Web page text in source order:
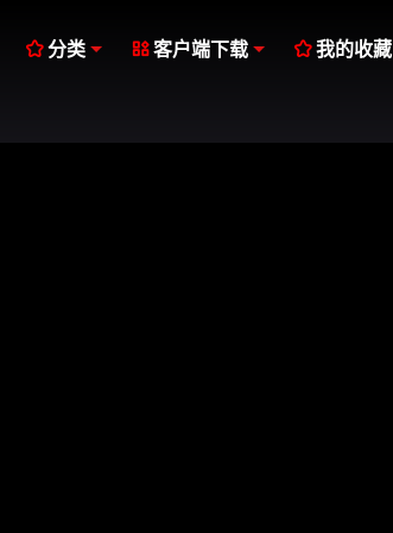
分类 客户端下载 我的收藏